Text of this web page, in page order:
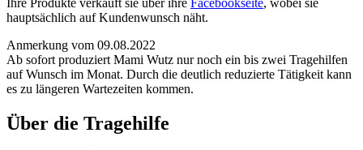
Ihre Produkte verkauft sie über ihre Facebookseite, wobei sie
hauptsächlich auf Kundenwunsch näht.
Anmerkung vom 09.08.2022
Ab sofort produziert Mami Wutz nur noch ein bis zwei Tragehilfen
auf Wunsch im Monat. Durch die deutlich reduzierte Tätigkeit kann
es zu längeren Wartezeiten kommen.
Über die Tragehilfe